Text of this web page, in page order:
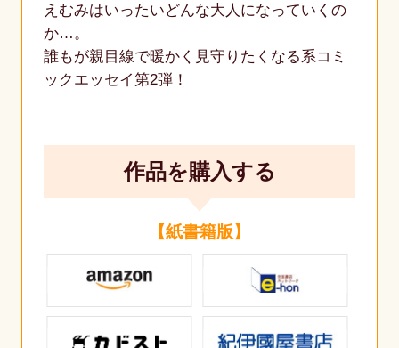
えむみはいったいどんな大人になっていくの
か…。
誰もが親目線で暖かく見守りたくなる系コミ
ックエッセイ第2弾！
作品を購入する
【紙書籍版】